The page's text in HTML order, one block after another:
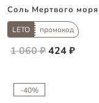
Соль Мертвого
LETO промокод
1 060 ₽424 ₽
-40%